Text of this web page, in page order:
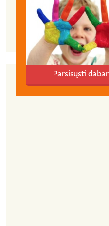
Parsisųsti dabar
Prisijunk prie Facebook